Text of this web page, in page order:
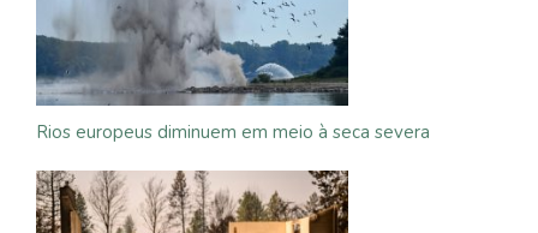
Rios europeus diminuem em meio à seca severa